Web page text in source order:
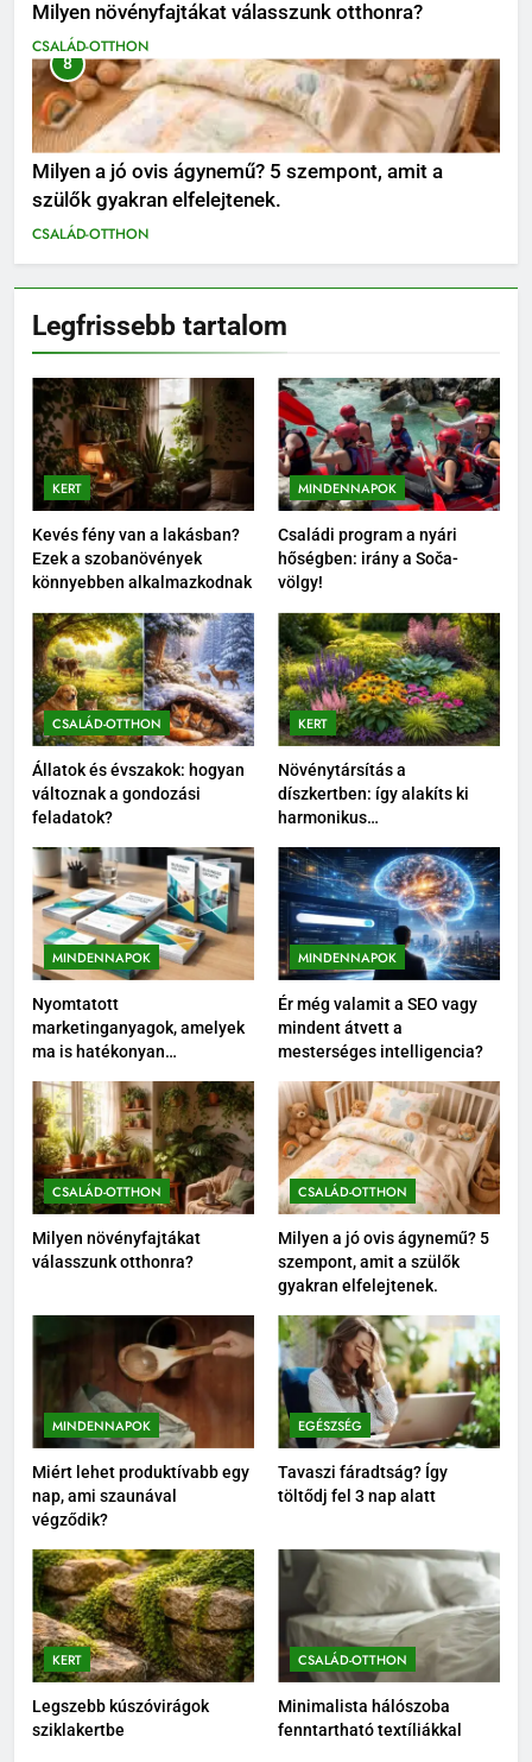
Milyen növényfajtákat válasszunk otthonra?
CSALÁD-OTTHON
8
Milyen a jó ovis ágynemű? 5 szempont, amit a
szülők gyakran elfelejtenek.
CSALÁD-OTTHON
Legfrissebb tartalom
KERT
Kevés fény van a lakásban?
Ezek a szobanövények
könnyebben alkalmazkodnak
MINDENNAPOK
Családi program a nyári
hőségben: irány a Soča-
völgy!
CSALÁD-OTTHON
Állatok és évszakok: hogyan
változnak a gondozási
feladatok?
KERT
Növénytársítás a
díszkertben: így alakíts ki
harmonikus
MINDENNAPOK
Nyomtatott
marketinganyagok, amelyek
ma is hatékonyan
MINDENNAPOK
Ér még valamit a SEO vagy
mindent átvett a
mesterséges intelligencia?
CSALÁD-OTTHON
Milyen növényfajtákat
válasszunk otthonra?
CSALÁD-OTTHON
Milyen a jó ovis ágynemű? 5
szempont, amit a szülők
gyakran elfelejtenek.
MINDENNAPOK
Miért lehet produktívabb egy
nap, ami szaunával
végződik?
EGÉSZSÉG
Tavaszi fáradtság? Így
töltődj fel 3 nap alatt
KERT
Legszebb kúszóvirágok
sziklakertbe
CSALÁD-OTTHON
Minimalista hálószoba
fenntartható textíliákkal